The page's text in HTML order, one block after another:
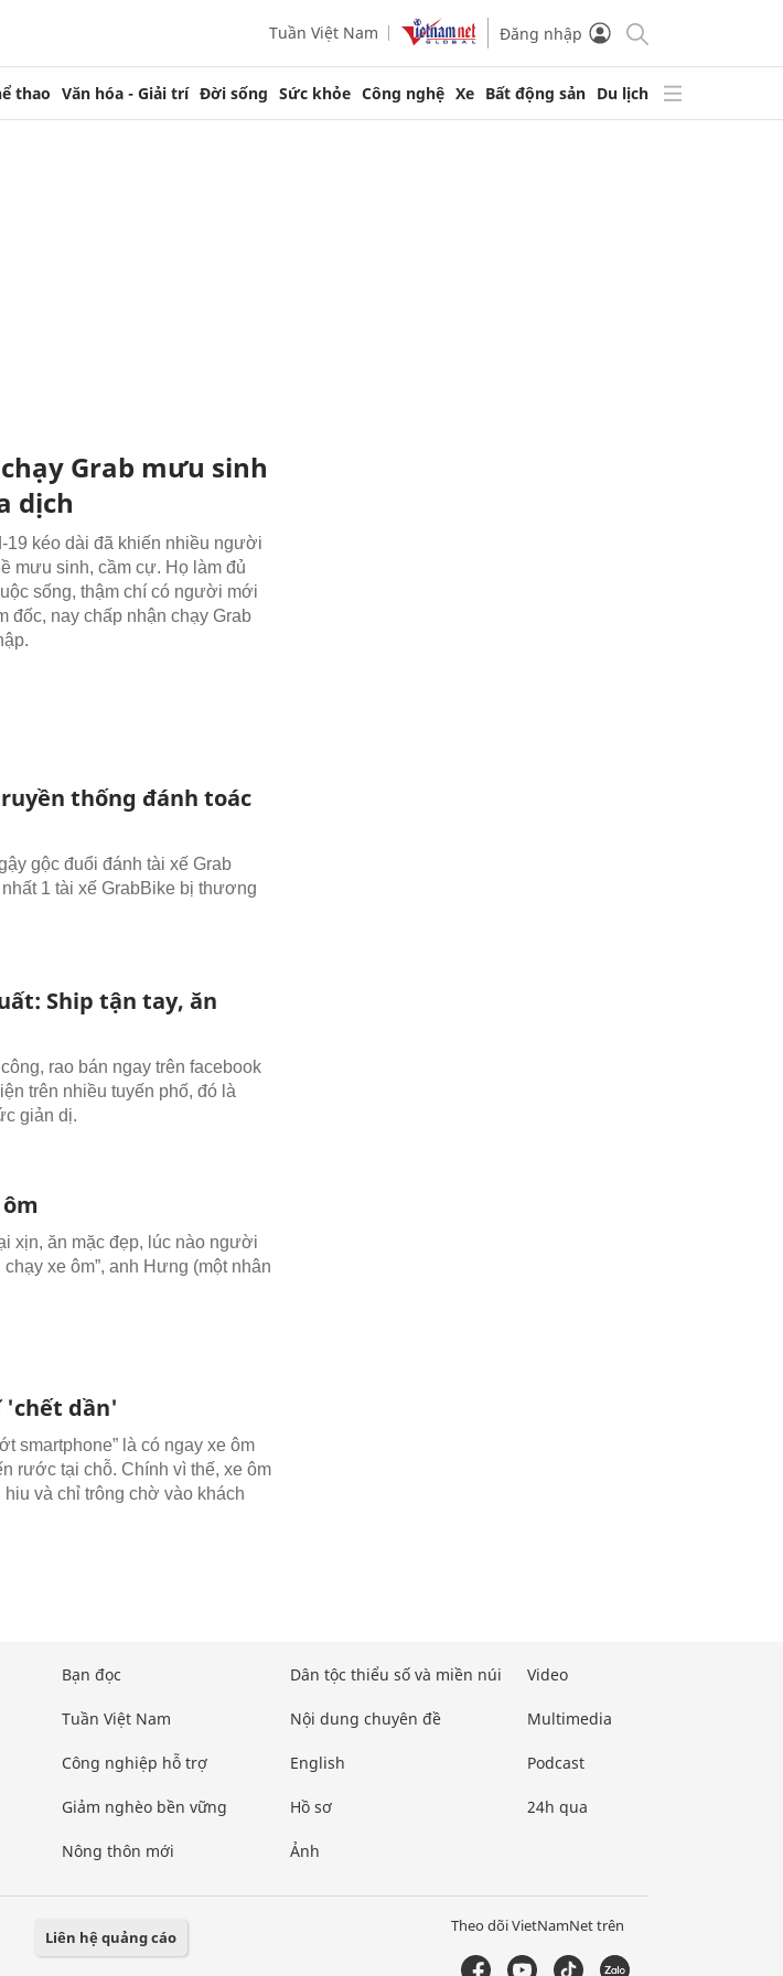
Tuần Việt Nam Đăng nhập
thao Văn hóa - Giải trí Đời sống Sức khỏe Công nghệ Xe Bất động sản Du lịch
Grab mưu sinh
dịch
19 kéo dài đã khiến nhiều người
mưu sinh, cầm cự. Họ làm đủ
sống, thậm chí có người mới
đốc, nay chấp nhận chạy Grab
thống đánh toác
gộc đuổi đánh tài xế Grab
1 tài xế GrabBike bị thương
Ship tận tay, ăn
rao bán ngay trên facebook
trên nhiều tuyến phố, đó là
giản dị.
xịn, ăn mặc đẹp, lúc nào người
xe ôm”, anh Hưng (một nhân
'chết dần'
smartphone” là có ngay xe ôm
rước tại chỗ. Chính vì thế, xe ôm
và chỉ trông chờ vào khách
Bạn đọc
Tuần Việt Nam
Công nghiệp hỗ trợ
Giảm nghèo bền vững
Nông thôn mới
Dân tộc thiểu số và miền núi
Nội dung chuyên đề
English
Hồ sơ
Ảnh
Video
Multimedia
Podcast
24h qua
Liên hệ quảng cáo
Theo dõi VietNamNet trên